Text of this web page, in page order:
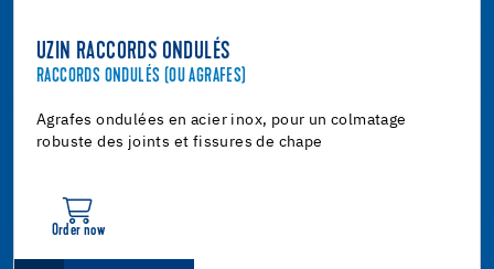
UZIN RACCORDS ONDULÉS
RACCORDS ONDULÉS (OU AGRAFES)
Agrafes ondulées en acier inox, pour un colmatage
robuste des joints et fissures de chape
Order now